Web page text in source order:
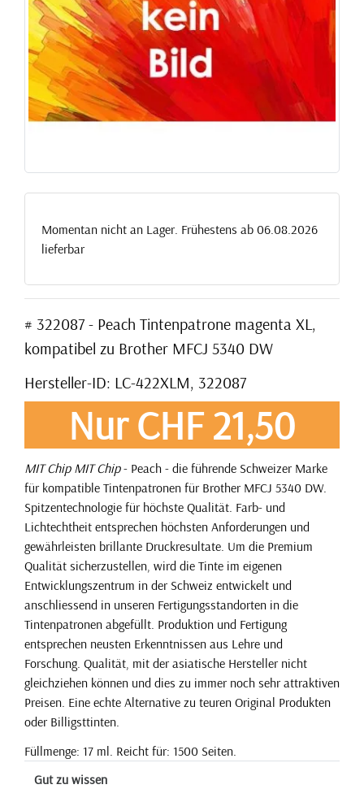
Momentan nicht an Lager. Frühestens ab 06.08.2026
lieferbar
# 322087 - Peach Tintenpatrone magenta XL,
kompatibel zu Brother MFCJ 5340 DW
Hersteller-ID: LC-422XLM, 322087
Nur CHF 21,50
MIT Chip MIT Chip- Peach - die führende Schweizer Marke
für kompatible Tintenpatronen für Brother MFCJ 5340 DW.
Spitzentechnologie für höchste Qualität. Farb- und
Lichtechtheit entsprechen höchsten Anforderungen und
gewährleisten brillante Druckresultate. Um die Premium
Qualität sicherzustellen, wird die Tinte im eigenen
Entwicklungszentrum in der Schweiz entwickelt und
anschliessend in unseren Fertigungsstandorten in die
Tintenpatronen abgefüllt. Produktion und Fertigung
entsprechen neusten Erkenntnissen aus Lehre und
Forschung. Qualität, mit der asiatische Hersteller nicht
gleichziehen können und dies zu immer noch sehr attraktiven
Preisen. Eine echte Alternative zu teuren Original Produkten
oder Billigsttinten.
Füllmenge: 17 ml. Reicht für: 1500 Seiten.
Gut zu wissen